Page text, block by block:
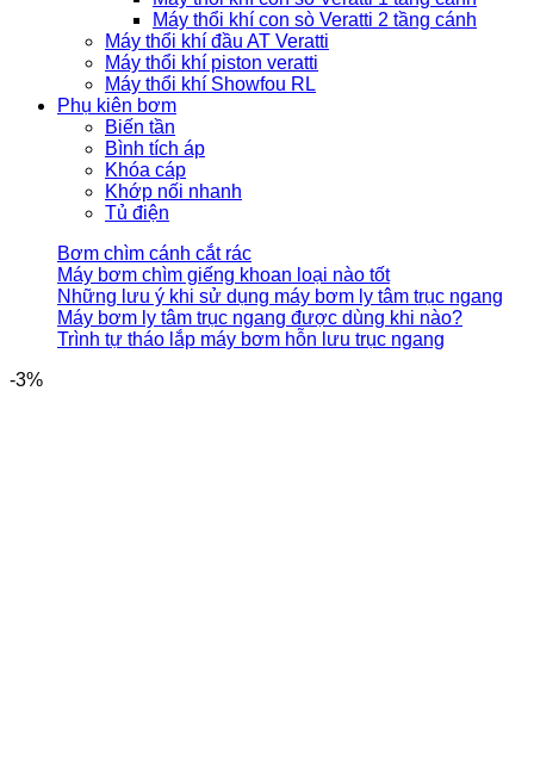
Máy thổi khí con sò Veratti 2 tầng cánh
Máy thổi khí đầu AT Veratti
Máy thổi khí piston veratti
Máy thổi khí Showfou RL
Phụ kiên bơm
Biến tần
Bình tích áp
Khóa cáp
Khớp nối nhanh
Tủ điện
Bơm chìm cánh cắt rác
Máy bơm chìm giếng khoan loại nào tốt
Những lưu ý khi sử dụng máy bơm ly tâm trục ngang
Máy bơm ly tâm trục ngang được dùng khi nào?
Trình tự tháo lắp máy bơm hỗn lưu trục ngang
-3%